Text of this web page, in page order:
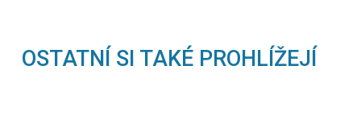
OSTATNÍ SI TAKÉ PROHLÍŽEJÍ